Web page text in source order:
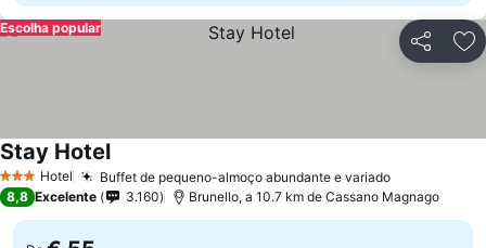
Partilhar
Escolha popular
3 EstrelasHotel Buffet de pequeno-almoço abundante e variadoVer preços
Stay HotelVer preços
8,8 Excelente 3.160 Brunello, a 10.7 km de Cassano Magnago